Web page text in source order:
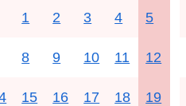
1 2 3 4 5
8 9 10 11 12
15 16 17 18 19